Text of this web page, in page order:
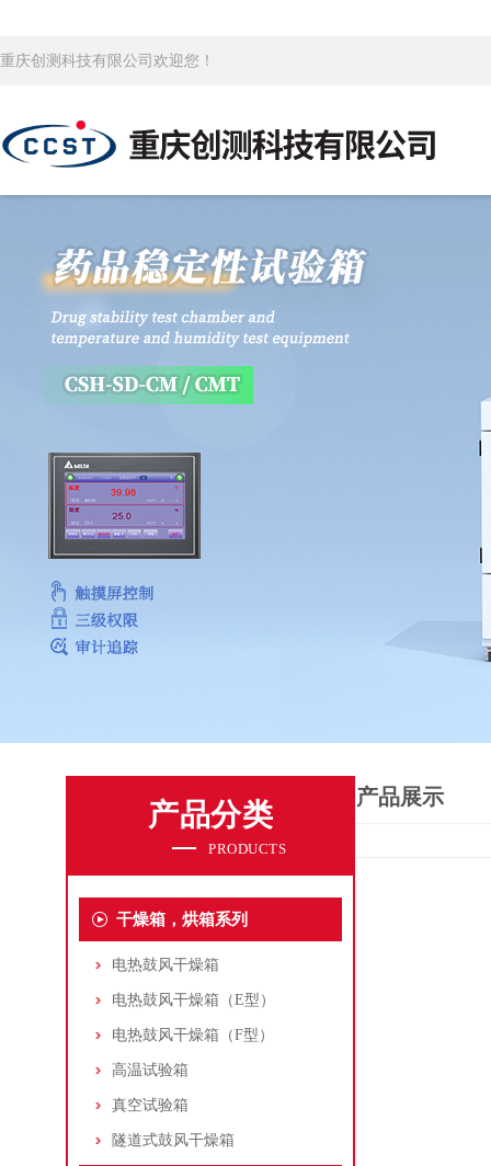
重庆创测科技有限公司欢迎您！
产品分类
PRODUCTS
干燥箱，烘箱系列
电热鼓风干燥箱
电热鼓风干燥箱（E型）
电热鼓风干燥箱（F型）
高温试验箱
真空试验箱
隧道式鼓风干燥箱
产品展示